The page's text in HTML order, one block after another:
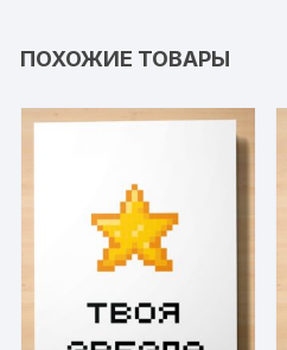
ПОХОЖИЕ ТОВАРЫ